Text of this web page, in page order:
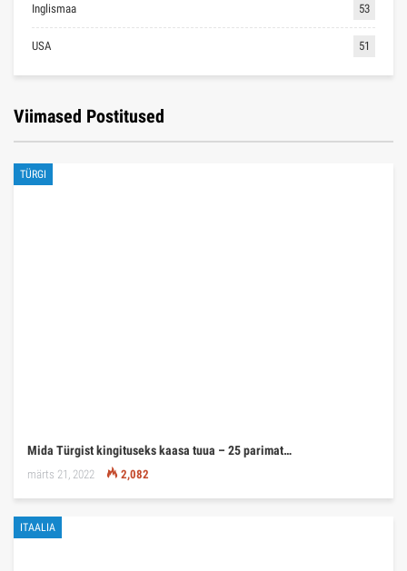
Inglismaa 53
USA 51
Viimased Postitused
TÜRGI
Mida Türgist kingituseks kaasa tuua – 25 parimat…
märts 21, 2022 2,082
ITAALIA